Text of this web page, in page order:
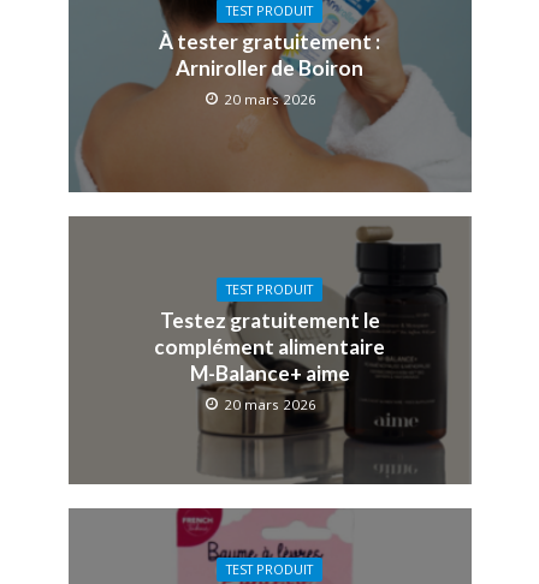
TEST PRODUIT
À tester gratuitement :
Arniroller de Boiron
20 mars 2026
TEST PRODUIT
Testez gratuitement le
complément alimentaire
M-Balance+ aime
20 mars 2026
TEST PRODUIT